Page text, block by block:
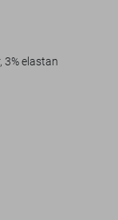
voor warmere
3% elastan